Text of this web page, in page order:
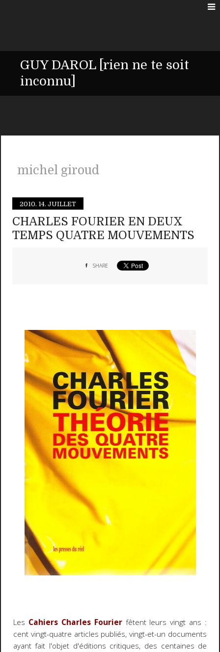
GUY DAROL [rien ne te soit
inconnu]
michel giroud
2010. 14. JUILLET
CHARLES FOURIER EN DEUX
TEMPS QUATRE MOUVEMENTS
SHARE
Les Cahiers Charles Fourierfêtent leurs vingt ans :
cent vingt-quatre articles publiés, vingt-et-un documents
ayant fait l'objet d'éditions critiques, des centaines de